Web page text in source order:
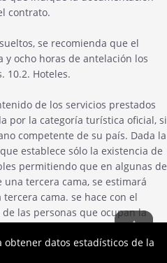
contrato.
se recomienda que el
ocho horas de antelación los
10.2. Hoteles.
de los servicios prestados
por la categoría turística oficial, si
competente de su país. Dada la
establece sólo la existencia de
permitiendo que en algunas de
tercera cama, se estimará
cama. se hace con el
las personas que ocupan la
facilitados al consumidor al
obtener datos estadísticos de la